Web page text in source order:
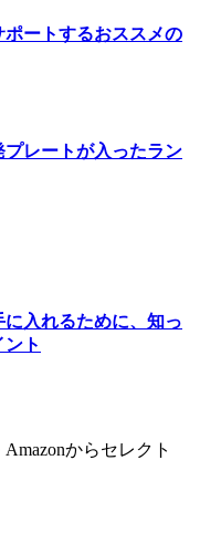
ートするおススメの
レートが入ったラン
入れるために、知っ
ト
からセレクト